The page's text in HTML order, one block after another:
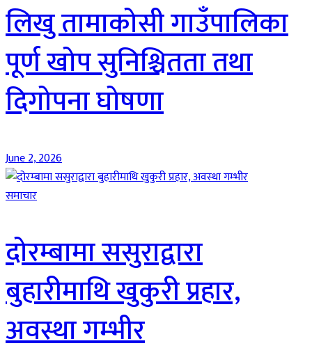
लिखु तामाकोसी गाउँपालिका
पूर्ण खोप सुनिश्चितता तथा
दिगोपना घोषणा
June 2, 2026
समाचार
दोरम्बामा ससुराद्वारा
बुहारीमाथि खुकुरी प्रहार,
अवस्था गम्भीर